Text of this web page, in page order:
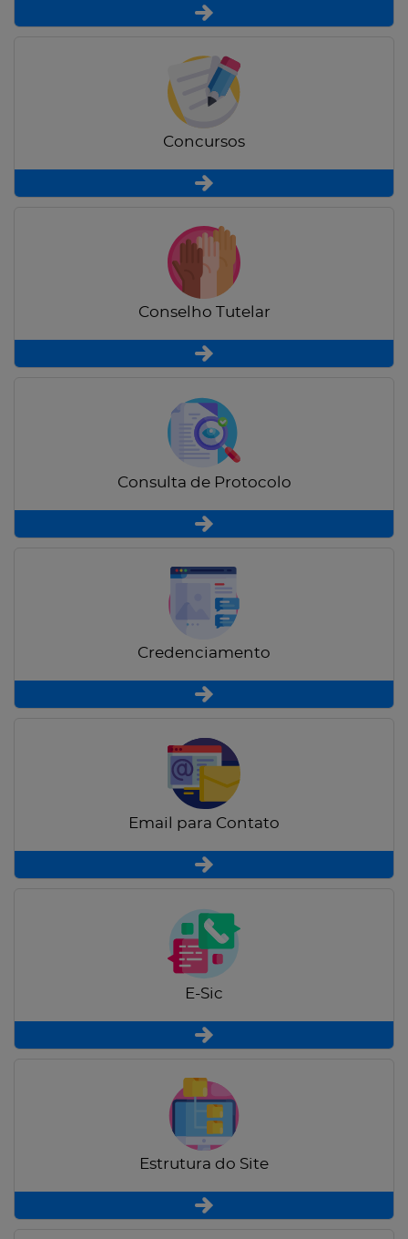
Concursos
Conselho Tutelar
Consulta de Protocolo
Credenciamento
Email para Contato
E-Sic
Estrutura do Site